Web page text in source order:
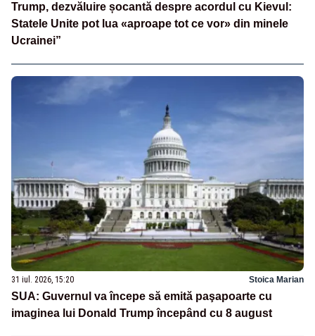
Trump, dezvăluire șocantă despre acordul cu Kievul:
Statele Unite pot lua «aproape tot ce vor» din minele
Ucrainei”
31 iul. 2026, 15:20 Stoica Marian
SUA: Guvernul va începe să emită paşapoarte cu
imaginea lui Donald Trump începând cu 8 august